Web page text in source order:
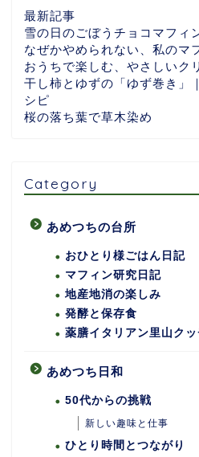
最新記事
雪の日のごぼうチョコマフィ
なぜかやめられない、私のマ
おうちで楽しむ、やさしいク
干し柿とゆずの「ゆず巻き」
シピ
桜の落ち葉で草木染め
Category
あめつちの台所
おひとり様ごはん日記
マフィン研究日記
地産地消の楽しみ
発酵と保存食
薬膳イタリアン里山ク
あめつち日和
50代からの挑戦
新しい趣味と仕事
ひとり時間とつながり